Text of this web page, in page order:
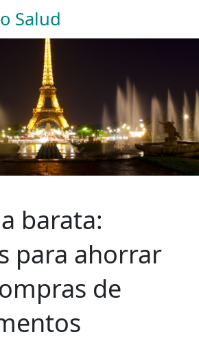
Salud
barata:
para ahorrar
de